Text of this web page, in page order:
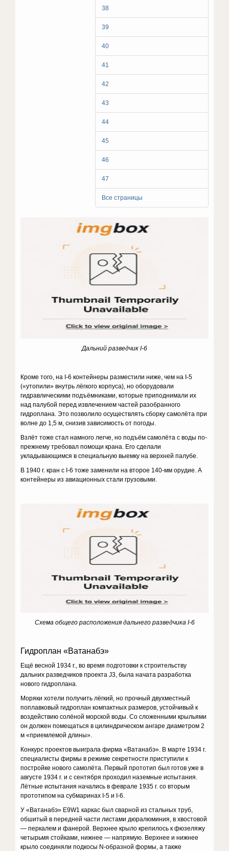
38
39
40
41
42
43
44
45
46
47
Все страницы
Дальний разведчик I-6
Кроме того, на I-6 контейнеры разместили ниже, чем на I-5
(«утопили» внутрь лёгкого корпуса), но оборудовали
гидравлическими подъёмниками, которые приподнимали их
над палубой перед извлечением частей разобранного
гидроплана. Это позволило осуществлять сборку самолёта при
волне до 1,5 м, снизив зависимость от погоды.
Взлёт тоже стал намного легче, но подъём самолёта с воды по-
прежнему требовал помощи крана. Его сделали
укладывающимся в специальную выемку на верхней палубе.
В 1940 г. кран с I-6 тоже заменили на второе 140-мм орудие. А
контейнеры из авиационных стали грузовыми.
Схема общего расположения дальнего разведчика I-6
Гидроплан «Ватанабэ»
Ещё весной 1934 г., во время подготовки к строительству
дальних разведчиков проекта J3, была начата разработка
нового гидроплана.
Моряки хотели получить лёгкий, но прочный двухместный
поплавковый гидроплан компактных размеров, устойчивый к
воздействию солёной морской воды. Со сложенными крыльями
он должен помещаться в цилиндрическом ангаре диаметром 2
м «приемлемой длины».
Конкурс проектов выиграла фирма «Ватанабэ». В марте 1934 г.
специалисты фирмы в режиме секретности приступили к
постройке нового самолёта. Первый прототип был готов уже в
августе 1934 г. и с сентября проходил наземные испытания.
Лётные испытания начались в феврале 1935 г. со вторым
прототипом на субмаринах I-5 и I-6.
У «Ватанабэ» E9W1 каркас был сварной из стальных труб,
обшитый в передней части листами дюралюминия, в хвостовой
— перкалем и фанерой. Верхнее крыло крепилось к фюзеляжу
четырьмя стойками, нижнее — напрямую. Верхнее и нижнее
крыло соединяли подкосы N-образной формы, а также